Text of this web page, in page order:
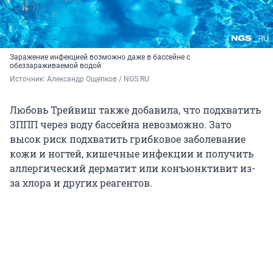
Заражение инфекцией возможно даже в бассейне с
обеззараживаемой водой
Источник: Александр Ощепков / NGS.RU
Любовь Трейвиш также добавила, что подхватить
ЗППП через воду бассейна невозможно. Зато
высок риск подхватить грибковое заболевание
кожи и ногтей, кишечные инфекции и получить
аллергический дерматит или конъюнктивит из-
за хлора и других реагентов.